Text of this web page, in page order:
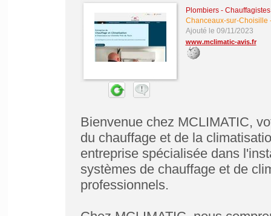
Plombiers -
Chanceaux-sur-Choisille
Ajouté le 09/11/2023
www.mclimatic-avis.fr
Bienvenue chez MCLIMATIC,
du chauffage et de la
entreprise spécialisée dans
systèmes de chauffage et de
professionnels.